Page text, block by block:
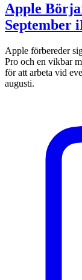
Apple
September
Apple förbereder
Pro och en vikbar
för att arbeta vid
augusti.